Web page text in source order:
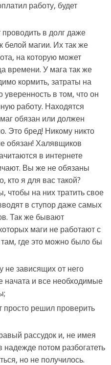
работу, будет
в долг даже
белой магии. Их так же
на которую может
времени. У мага так же
кормить, затраты на
в том, что он
работу. Находятся
обязан или должен
Это бред! Никому никто
обязан! Халявщиков
в интернете
Вы же не обязаны
кто я для вас такой?
чтобы на них тратить свое
в ступор даже самых
Так же бывают
маги не работают с
где это можно было бы
не зависящих от него
начата и все необходимые
просто решил проверить
рассудок и, не имея
надежде потом разбогатеть
но не получилось.